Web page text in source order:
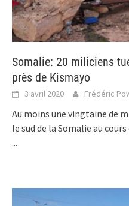
Somalie: 20 miliciens
près de Kismayo
3 avril 2020 Frédéric
Au moins une vingtaine de
le sud de la Somalie au
...